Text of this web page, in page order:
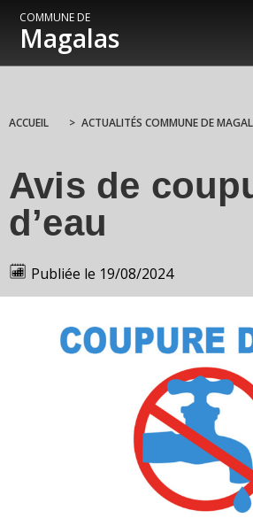
COMMUNE DE
Magalas
ACCUEIL > ACTUALITÉS COMMUNE DE
Avis de
d’eau
Publiée le 19/08/2024